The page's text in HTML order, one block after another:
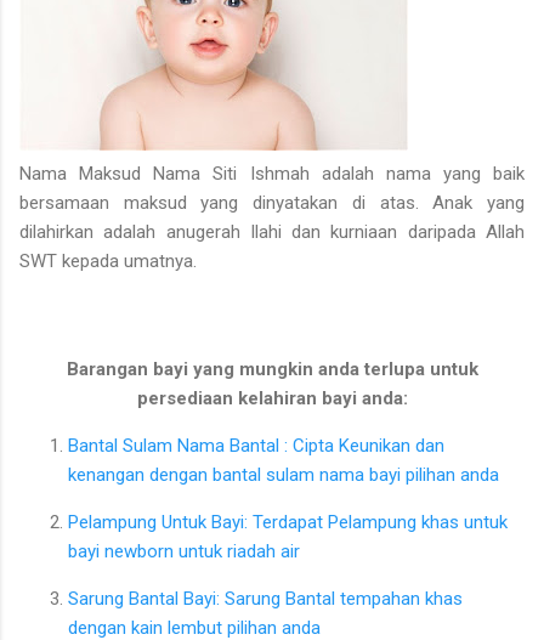
Nama Maksud Nama Siti Ishmah adalah nama yang baik
bersamaan maksud yang dinyatakan di atas. Anak yang
dilahirkan adalah anugerah Ilahi dan kurniaan daripada Allah
SWT kepada umatnya.
Barangan bayi yang mungkin anda terlupa untuk
persediaan kelahiran bayi anda:
Bantal Sulam Nama Bantal : Cipta Keunikan dan
kenangan dengan bantal sulam nama bayi pilihan anda
Pelampung Untuk Bayi: Terdapat Pelampung khas untuk
bayi newborn untuk riadah air
Sarung Bantal Bayi: Sarung Bantal tempahan khas
dengan kain lembut pilihan anda